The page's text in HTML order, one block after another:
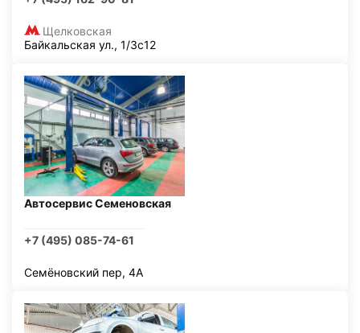
Щелковская
Байкальская ул., 1/3с12
Автосервис Семеновская
+7 (495) 085-74-61
Семёновский пер, 4А